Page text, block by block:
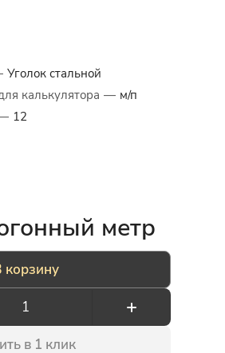
Уголок стальной
калькулятора — м/п
12
метр
корзину
в 1 клик